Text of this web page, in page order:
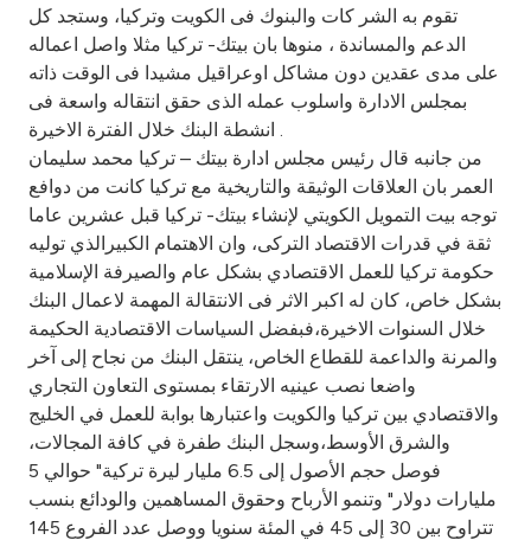
تقوم به الشر كات والبنوك فى الكويت وتركيا، وستجد كل
الدعم والمساندة ، منوها بان بيتك- تركيا مثلا واصل اعماله
على مدى عقدين دون مشاكل اوعراقيل مشيدا فى الوقت ذاته
بمجلس الادارة واسلوب عمله الذى حقق انتقاله واسعة فى
انشطة البنك خلال الفترة الاخيرة .
من جانبه قال رئيس مجلس ادارة بيتك – تركيا محمد سليمان
العمر بان العلاقات الوثيقة والتاريخية مع تركيا كانت من دوافع
توجه بيت التمويل الكويتي لإنشاء بيتك- تركيا قبل عشرين عاما
ثقة في قدرات الاقتصاد التركى، وان الاهتمام الكبيرالذي توليه
حكومة تركيا للعمل الاقتصادي بشكل عام والصيرفة الإسلامية
بشكل خاص، كان له اكبر الاثر فى الانتقالة المهمة لاعمال البنك
خلال السنوات الاخيرة،فبفضل السياسات الاقتصادية الحكيمة
والمرنة والداعمة للقطاع الخاص، ينتقل البنك من نجاح إلى آخر
واضعا نصب عينيه الارتقاء بمستوى التعاون التجاري
والاقتصادي بين تركيا والكويت واعتبارها بوابة للعمل في الخليج
والشرق الأوسط،وسجل البنك طفرة في كافة المجالات،
فوصل حجم الأصول إلى 6.5 مليار ليرة تركية" حوالي 5
مليارات دولار" وتنمو الأرباح وحقوق المساهمين والودائع بنسب
تتراوح بين 30 إلى 45 في المئة سنويا ووصل عدد الفروع 145